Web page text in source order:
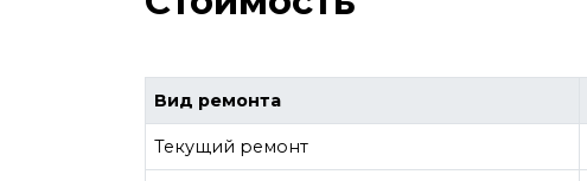
Вид ремонта
Текущий ремонт